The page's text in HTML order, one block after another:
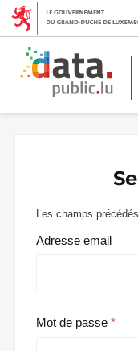
Les champs
Adresse email
Mot de passe